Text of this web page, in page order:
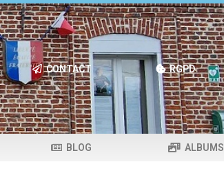
CONTACT RGPD
BLOG ALBUMS